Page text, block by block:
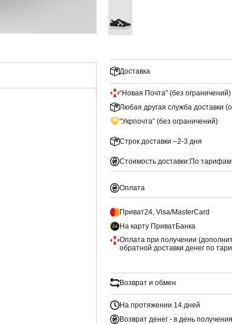
Доставка
“Новая Почта” (без ограничений)
Любая другая служба доставки
“Укрпочта” (без ограничений)
Строк доставки –2-3 дня
Стоимость доставки:По тарифам
Оплата
Приват24, Visa/MasterCard
На карту ПриватБанка
Оплата при получении
обратной доставки денег по
Возврат и обмен
На протяжении 14 дней
Возврат денег - в день